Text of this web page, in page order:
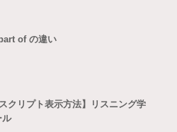
of の違い
クリプト表示方法】リスニング学
ル